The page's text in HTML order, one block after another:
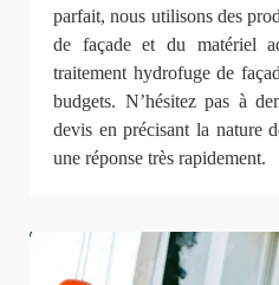
parfait, nous utilisons des
de façade et du matériel
traitement hydrofuge de
budgets. N’hésitez pas à
devis en précisant la nature
une réponse très rapidement.